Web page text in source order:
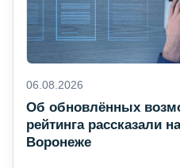
06.08.2026
Об обновлённых
рейтинга рассказали
Воронеже